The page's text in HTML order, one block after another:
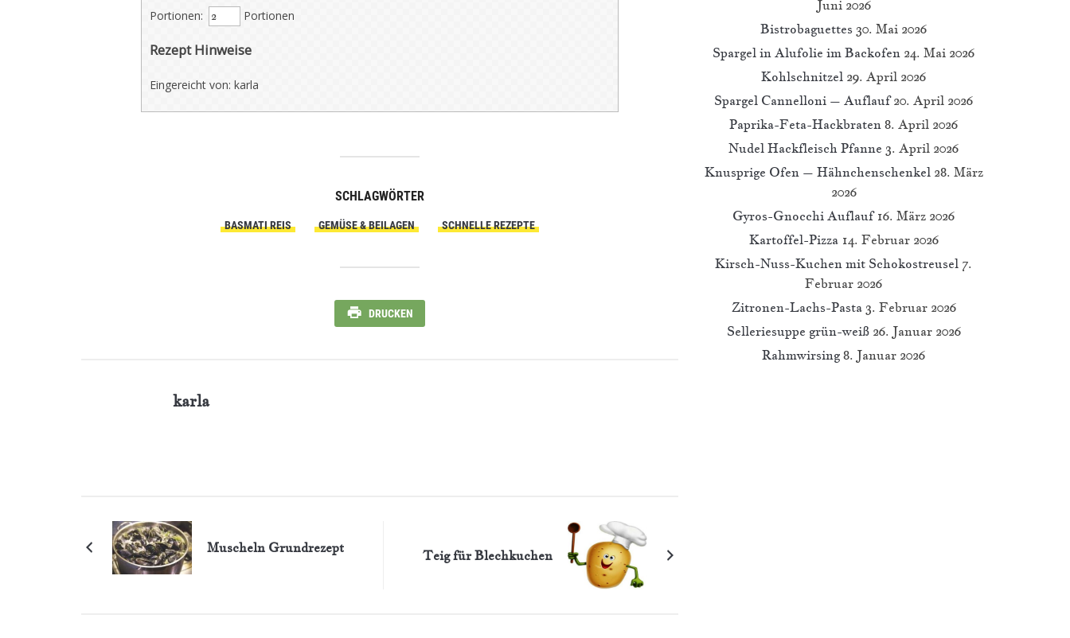
Portionen:
Portionen
Rezept Hinweise
Eingereicht von: karla
SCHLAGWÖRTER
BASMATI REIS GEMÜSE & BEILAGEN SCHNELLE REZEPTE
DRUCKEN
karla
Muscheln Grundrezept Teig für Blechkuchen
Juni 2026
Bistrobaguettes 30. Mai 2026
Spargel in Alufolie im Backofen 24. Mai 2026
Kohlschnitzel 29. April 2026
Spargel Cannelloni – Auflauf 20. April 2026
Paprika-Feta-Hackbraten 8. April 2026
Nudel Hackfleisch Pfanne 3. April 2026
Knusprige Ofen – Hähnchenschenkel 28. März
2026
Gyros-Gnocchi Auflauf 16. März 2026
Kartoffel-Pizza 14. Februar 2026
Kirsch-Nuss-Kuchen mit Schokostreusel 7.
Februar 2026
Zitronen-Lachs-Pasta 3. Februar 2026
Selleriesuppe grün-weiß 26. Januar 2026
Rahmwirsing 8. Januar 2026